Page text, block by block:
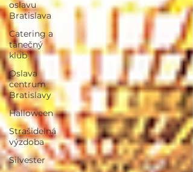
oslavu
Bratislava
Catering a
tanečný
klub
Oslava
centrum
Bratislavy
Halloween
Strašidelná
výzdoba
Silvester